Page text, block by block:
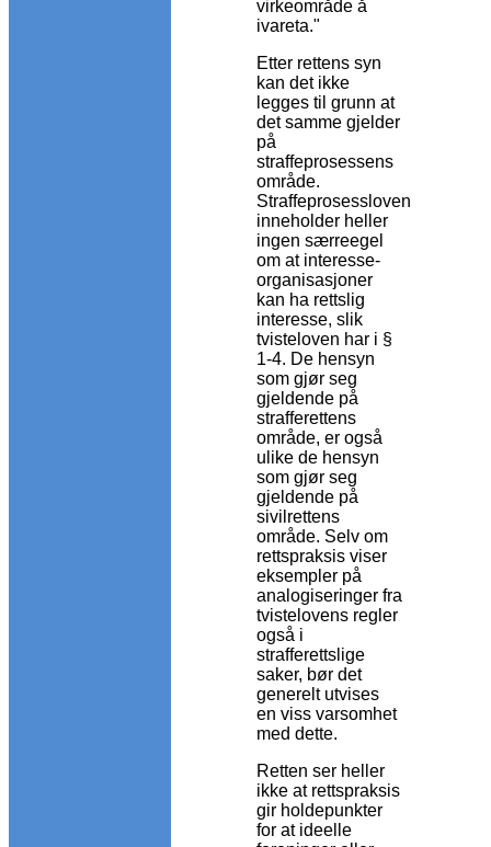
virkeområde å
ivareta."
Etter rettens syn
kan det ikke
legges til grunn at
det samme gjelder
på
straffeprosessens
område.
Straffeprosessloven
inneholder heller
ingen særreegel
om at interesse-
organisasjoner
kan ha rettslig
interesse, slik
tvisteloven har i §
1-4. De hensyn
som gjør seg
gjeldende på
strafferettens
område, er også
ulike de hensyn
som gjør seg
gjeldende på
sivilrettens
område. Selv om
rettspraksis viser
eksempler på
analogiseringer fra
tvistelovens regler
også i
strafferettslige
saker, bør det
generelt utvises
en viss varsomhet
med dette.
Retten ser heller
ikke at rettspraksis
gir holdepunkter
for at ideelle